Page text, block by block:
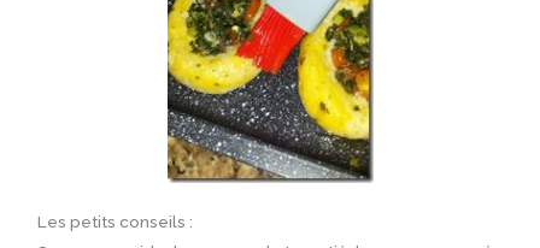
Les petits conseils :